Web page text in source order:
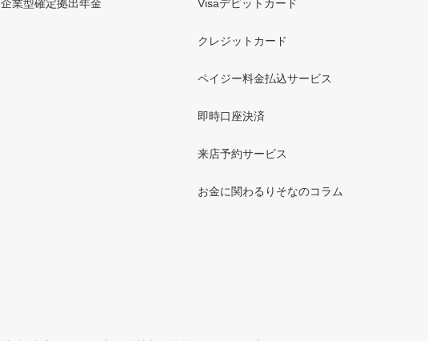
企業型確定拠出年金 Visaデビットカード
クレジットカード
ペイジー料金払込サービス
即時口座決済
来店予約サービス
お金に関わるりそなのコラム